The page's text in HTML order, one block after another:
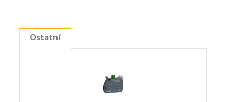
Ostatní